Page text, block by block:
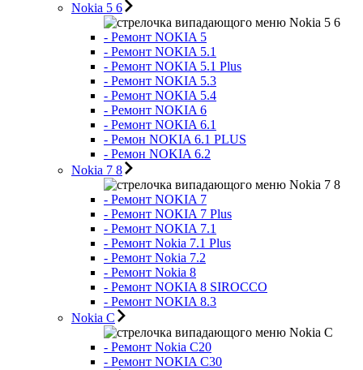
Nokia 5 6
Nokia 5 6
- Ремонт NOKIA 5
- Ремонт NOKIA 5.1
- Ремонт NOKIA 5.1 Plus
- Ремонт NOKIA 5.3
- Ремонт NOKIA 5.4
- Ремонт NOKIA 6
- Ремонт NOKIA 6.1
- Ремон NOKIA 6.1 PLUS
- Ремон NOKIA 6.2
Nokia 7 8
Nokia 7 8
- Ремонт NOKIA 7
- Ремонт NOKIA 7 Plus
- Ремонт NOKIA 7.1
- Ремонт Nokia 7.1 Plus
- Ремонт Nokia 7.2
- Ремонт Nokia 8
- Ремонт NOKIA 8 SIROCCO
- Ремонт NOKIA 8.3
Nokia C
Nokia C
- Ремонт Nokia С20
- Ремонт NOKIA C30